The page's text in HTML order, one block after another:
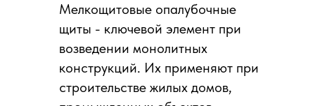
Мелкощитовые опалубочные
щиты - ключевой элемент при
возведении монолитных
конструкций. Их применяют при
строительстве жилых домов,